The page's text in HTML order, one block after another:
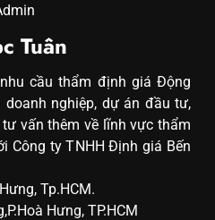
Tuân
cầu thẩm định giá Động
nghiệp, dự án đầu tư,
vấn thêm về lĩnh vực thẩm
Công ty TNHH Định giá Bến
Tp.HCM.
Hưng, TP.HCM